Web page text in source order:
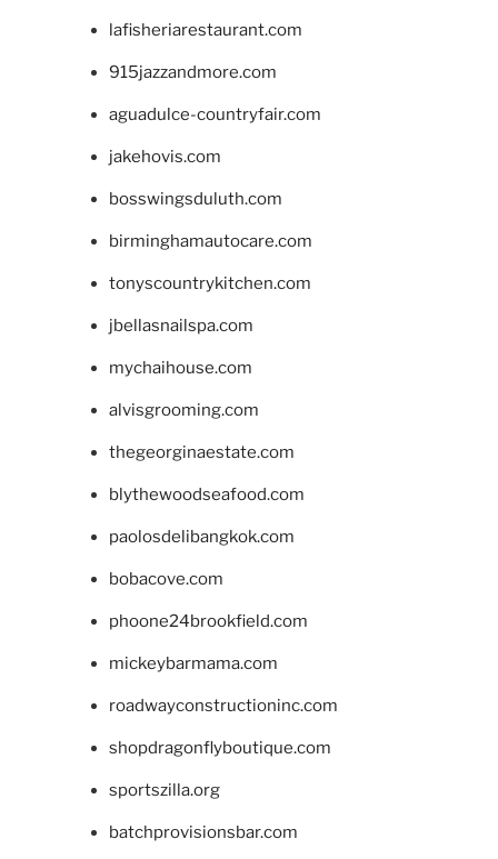
lafisheriarestaurant.com
915jazzandmore.com
aguadulce-countryfair.com
jakehovis.com
bosswingsduluth.com
birminghamautocare.com
tonyscountrykitchen.com
jbellasnailspa.com
mychaihouse.com
alvisgrooming.com
thegeorginaestate.com
blythewoodseafood.com
paolosdelibangkok.com
bobacove.com
phoone24brookfield.com
mickeybarmama.com
roadwayconstructioninc.com
shopdragonflyboutique.com
sportszilla.org
batchprovisionsbar.com